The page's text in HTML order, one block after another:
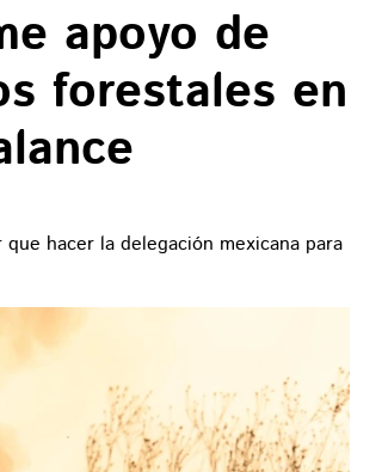
apoyo de
forestales en
hacer la delegación mexicana para